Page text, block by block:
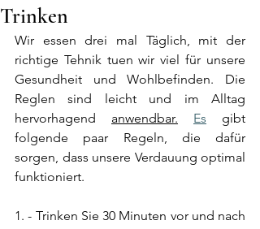
Trinken
Wir essen drei mal Täglich, mit der
richtige Tehnik tuen wir viel für unsere
Gesundheit und Wohlbefinden. Die
Reglen sind leicht und im Alltag
hervorhagend anwendbar. Es gibt
folgende paar Regeln, die dafür
sorgen, dass unsere Verdauung optimal
funktioniert.
1. - Trinken Sie 30 Minuten vor und nach